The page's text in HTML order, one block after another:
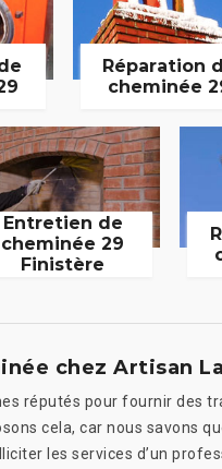
Réparation
cheminée
Entretien de
cheminée 29
Finistère
chez Artisan
réputés pour fournir des
cela, car nous savons
les services d’un